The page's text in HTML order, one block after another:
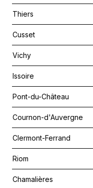
Thiers
Cusset
Vichy
Issoire
Pont-du-Château
Cournon-d'Auvergne
Clermont-Ferrand
Riom
Chamalières